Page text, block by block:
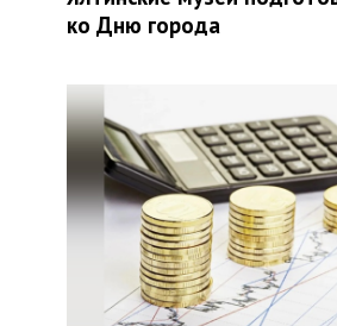
ко Дню города